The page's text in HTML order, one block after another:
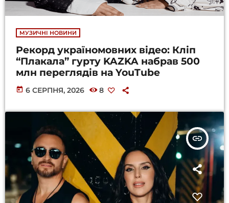
МУЗИЧНІ НОВИНИ
Рекорд україномовних відео: Кліп
“Плакала” гурту KAZKA набрав 500
млн переглядів на YouTube
today 6 СЕРПНЯ, 2026 8
insert_link